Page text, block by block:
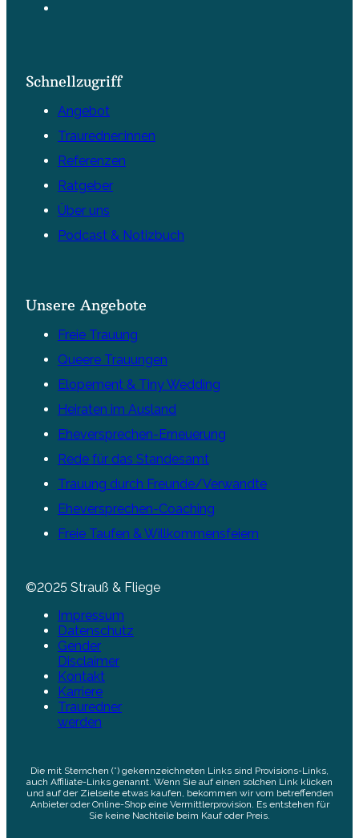
Schnellzugriff
Angebot
Trauredner:innen
Referenzen
Ratgeber
Über uns
Podcast & Notizbuch
Unsere Angebote
Freie Trauung
Queere Trauungen
Elopement & Tiny Wedding
Heiraten im Ausland
Eheversprechen-Erneuerung
Rede für das Standesamt
Trauung durch Freunde/Verwandte
Eheversprechen-Coaching
Freie Taufen & Willkommensfeiern
©2025 Strauß & Fliege
Impressum
Datenschutz
Gender
Disclaimer
Kontakt
Karriere
Trauredner
werden
Die mit Sternchen (*) gekennzeichneten Links sind Provisions-Links,
auch Affiliate-Links genannt. Wenn Sie auf einen solchen Link klicken
und auf der Zielseite etwas kaufen, bekommen wir vom betreffenden
Anbieter oder Online-Shop eine Vermittlerprovision. Es entstehen für
Sie keine Nachteile beim Kauf oder Preis.